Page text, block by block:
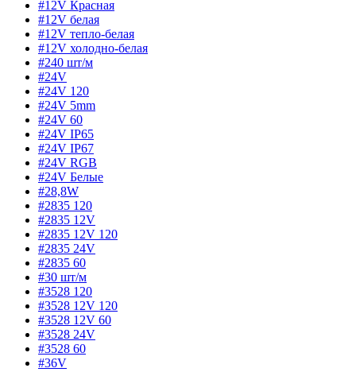
#12V Красная
#12V белая
#12V тепло-белая
#12V холодно-белая
#240 шт/м
#24V
#24V 120
#24V 5mm
#24V 60
#24V IP65
#24V IP67
#24V RGB
#24V Белые
#28,8W
#2835 120
#2835 12V
#2835 12V 120
#2835 24V
#2835 60
#30 шт/м
#3528 120
#3528 12V 120
#3528 12V 60
#3528 24V
#3528 60
#36V